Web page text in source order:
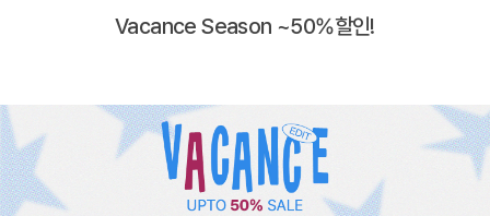
Vacance Season ~50%할인!